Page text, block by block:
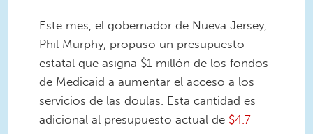
Este mes, el gobernador de Nueva Jersey,
Phil Murphy, propuso un presupuesto
estatal que asigna $1 millón de los fondos
de Medicaid a aumentar el acceso a los
servicios de las doulas. Esta cantidad es
adicional al presupuesto actual de $4.7